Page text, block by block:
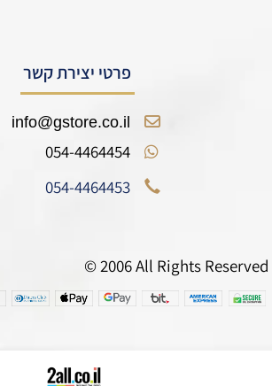
פרטי יצירת קשר
info@gstore.co.il
054-4464454
054-4464453
© 2006 All Rights Reserved